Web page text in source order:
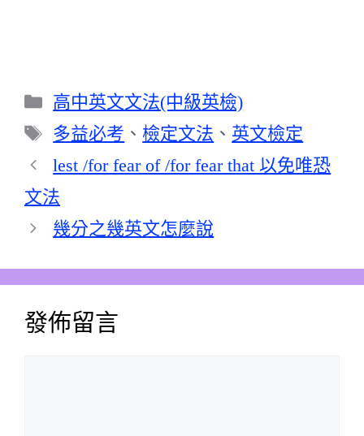
分
類
高中英文文法(中級英檢)
標
籤
多益必考 、 檢定文法 、 英文檢定
lest /for fear of /for fear that 以免唯恐
文法
幾分之幾英文怎麼說
發佈留言